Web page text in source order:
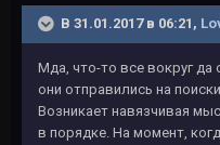
В 31.01.2017 в 06:21,
Мда, что-то все вокруг да
они отправились на
Возникает навязчивая
в порядке. На момент,